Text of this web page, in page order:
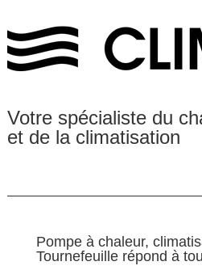
Votre spécialiste du
et de la climatisation
Pompe à chaleur,
Tournefeuille répond à